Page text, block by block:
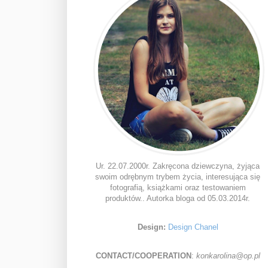
Ur. 22.07.2000r. Zakręcona dziewczyna, żyjąca
swoim odrębnym trybem życia, interesująca się
fotografią, książkami oraz testowaniem
produktów.. Autorka bloga od 05.03.2014r.
Design: Design Chanel
CONTACT/COOPERATION : konkarolina@op.pl